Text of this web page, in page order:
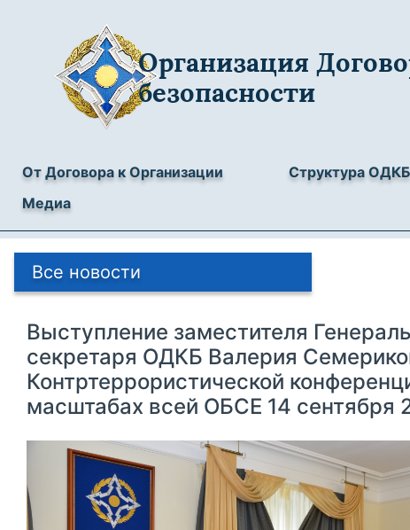
Организация
безопасности
От Договора к Организации Структура ОДКБ
Медиа
Все новости
Выступление заместителя
секретаря ОДКБ Валерия
Контртеррористической
масштабах всей ОБСЕ 14 сентября